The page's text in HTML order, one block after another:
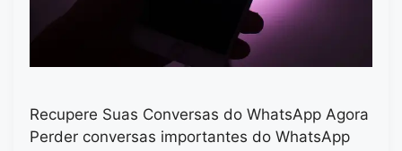
Recupere Suas Conversas do WhatsApp Agora
Perder conversas importantes do WhatsApp